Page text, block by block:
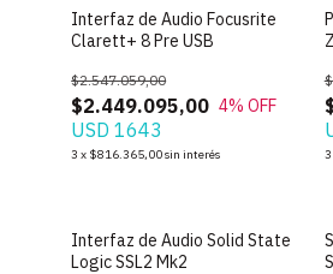
Interfaz de Audio Focusrite
Clarett+ 8 Pre USB
$2.449.095,00
$2.547.059,00
4% OFF
USD 1643
3 x $816.365,00sin interés 3
SIN STOCK
Interfaz de Audio Solid State
Logic SSL2 Mk2